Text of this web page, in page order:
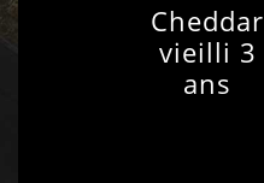
Cheddar
vieilli 3
ans